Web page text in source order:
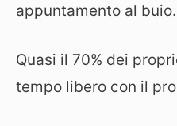
appuntamento al buio.
Quasi il 70% dei
tempo libero con il